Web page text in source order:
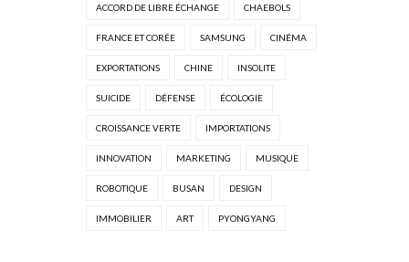
ACCORD DE LIBRE ÉCHANGE CHAEBOLS
FRANCE ET CORÉE SAMSUNG CINÉMA
EXPORTATIONS CHINE INSOLITE
SUICIDE DÉFENSE ÉCOLOGIE
CROISSANCE VERTE IMPORTATIONS
INNOVATION MARKETING MUSIQUE
ROBOTIQUE BUSAN DESIGN
IMMOBILIER ART PYONGYANG